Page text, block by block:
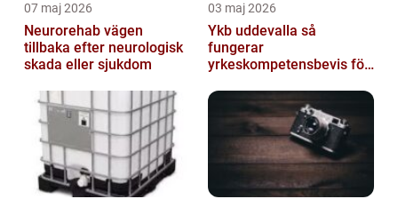
07 maj 2026
Neurorehab vägen
tillbaka efter neurologisk
skada eller sjukdom
03 maj 2026
Ykb uddevalla så
fungerar
yrkeskompetensbevis för